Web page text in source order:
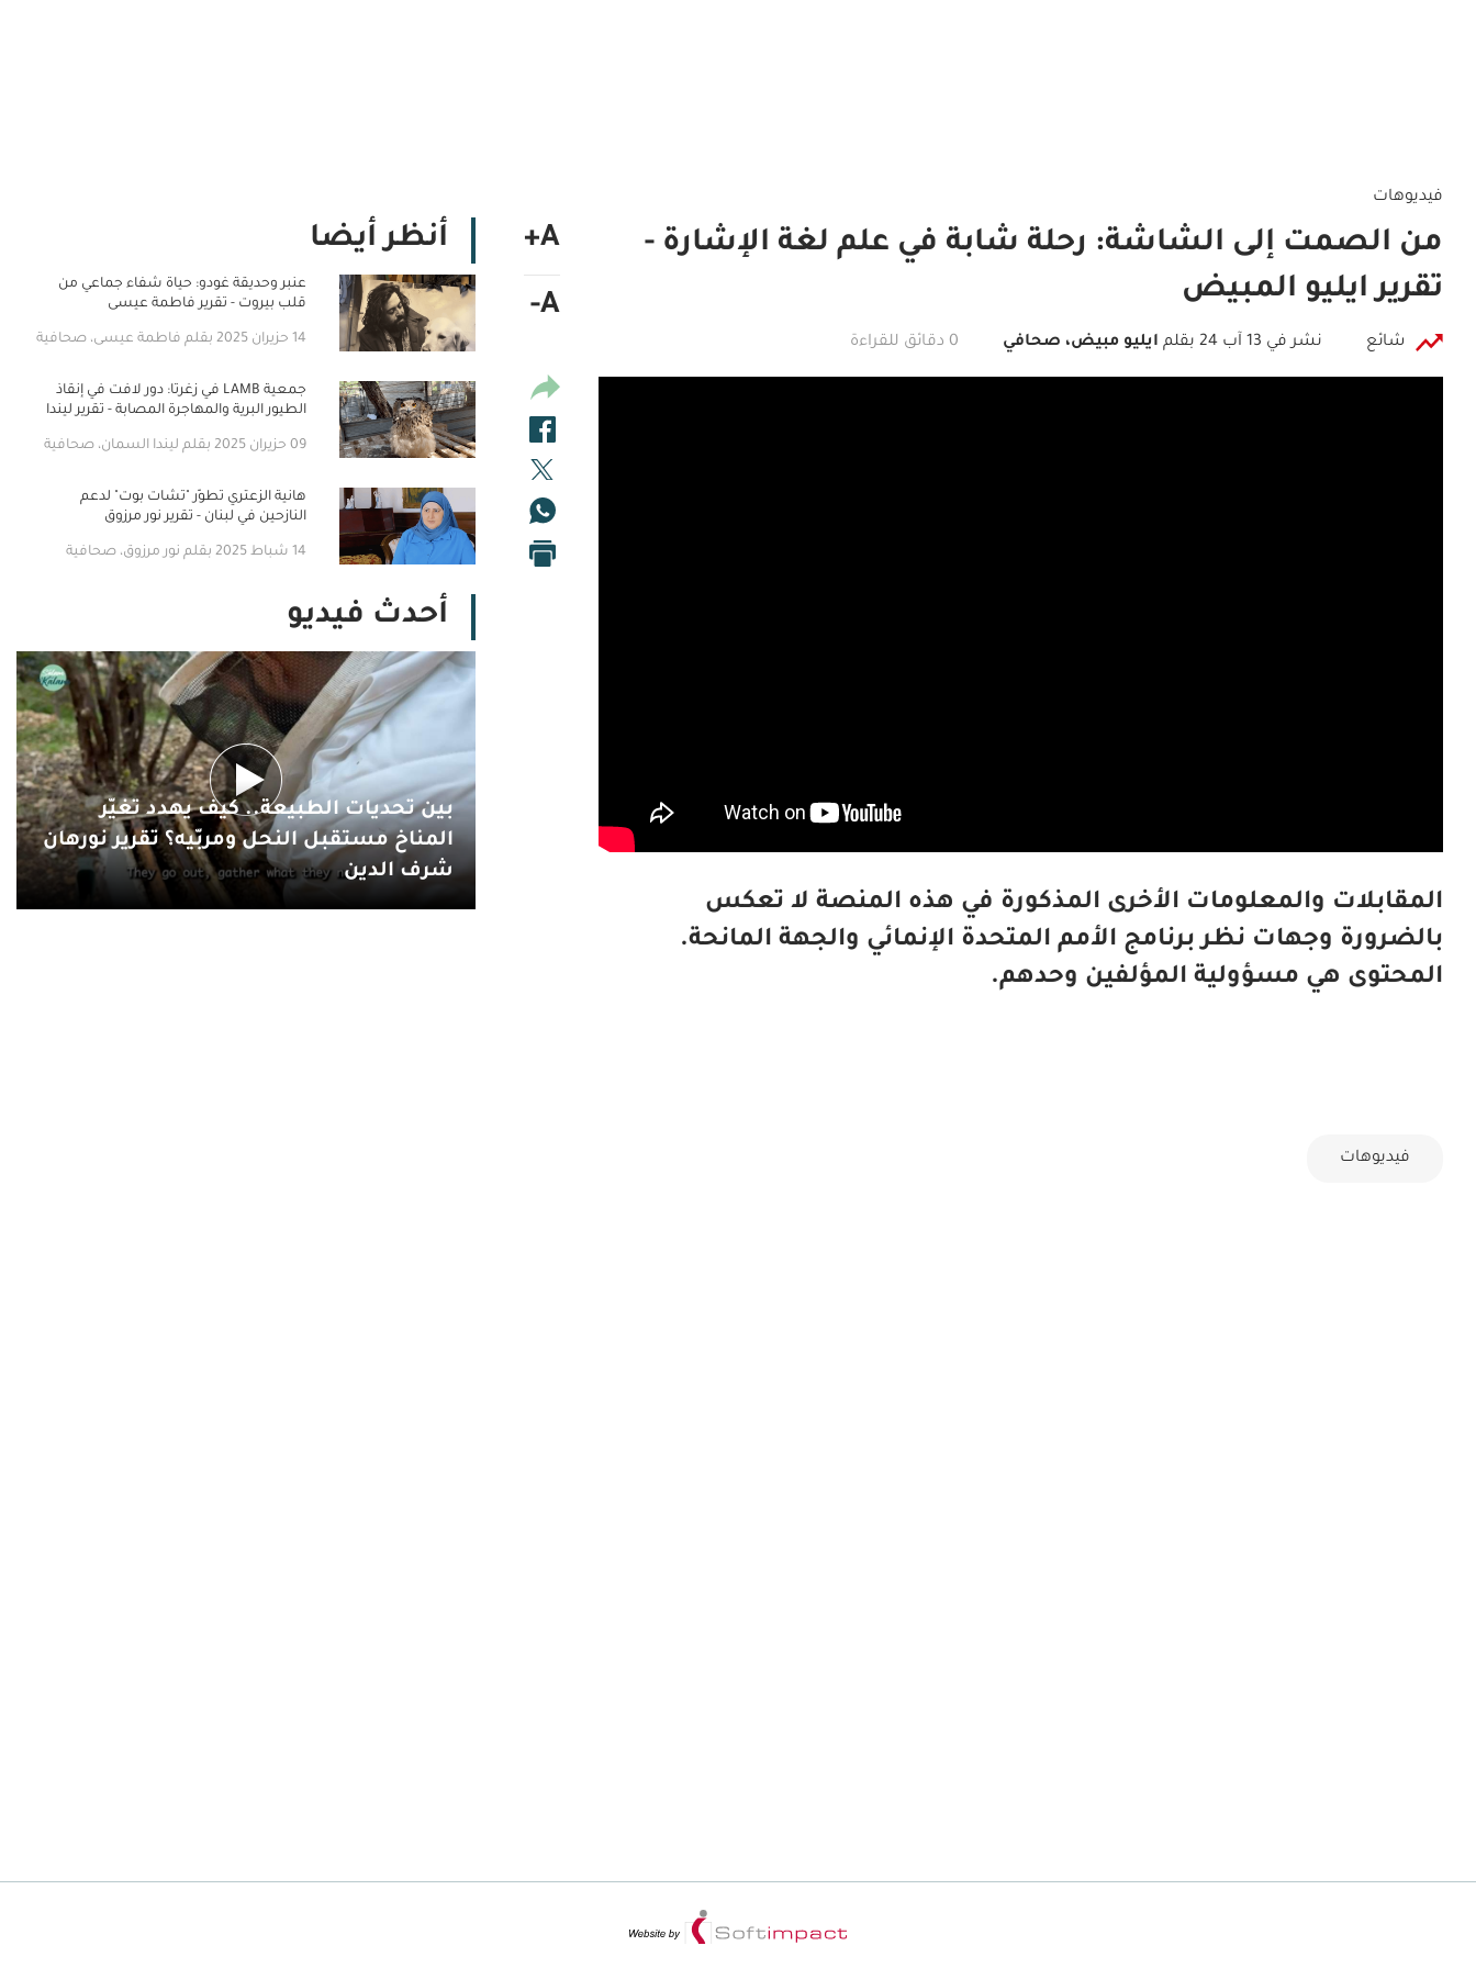
فيديوهات
من الصمت إلى الشاشة: رحلة شابة في علم لغة الإشارة -
تقرير ايليو المبيض
شائع نشر في 13 آب 24 بقلم ايليو مبيض، صحافي 0 دقائق للقراءة
المقابلات والمعلومات الأخرى المذكورة في هذه المنصة لا تعكس
بالضرورة وجهات نظر برنامج الأمم المتحدة الإنمائي والجهة المانحة.
المحتوى هي مسؤولية المؤلفين وحدهم.
فيديوهات
A+
A-
أنظر أيضا
عنبر وحديقة غودو: حياة شفاء جماعي من
قلب بيروت - تقرير فاطمة عيسى
14 حزيران 2025 بقلم فاطمة عيسى، صحافية
جمعية LAMB في زغرتا: دور لافت في إنقاذ
الطيور البرية والمهاجرة المصابة - تقرير ليندا
09 حزيران 2025 بقلم ليندا السمان، صحافية
هانية الزعتري تطوّر "تشات بوت" لدعم
النازحين في لبنان - تقرير نور مرزوق
14 شباط 2025 بقلم نور مرزوق، صحافية
أحدث فيديو
بين تحديات الطبيعة.. كيف يهدد تغيّر
المناخ مستقبل النحل ومربّيه؟ تقرير نورهان
شرف الدين